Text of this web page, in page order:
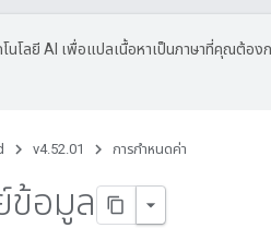
โนโลยี AI เพื่อแปลเนื้อหาเป็นภาษาที่คุณต้อง
v4.52.01 การกำหนดค่า
ข้อมูล